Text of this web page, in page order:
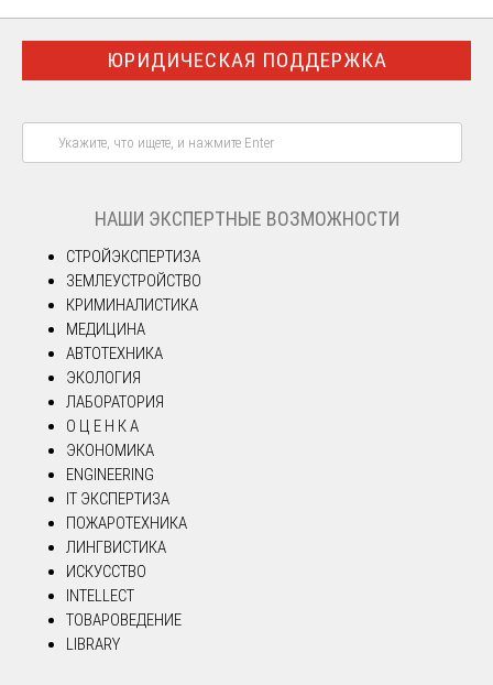
ЮРИДИЧЕСКАЯ ПОДДЕРЖКА
НАШИ ЭКСПЕРТНЫЕ ВОЗМОЖНОСТИ
СТРОЙЭКСПЕРТИЗА
ЗЕМЛЕУСТРОЙСТВО
КРИМИНАЛИСТИКА
МЕДИЦИНА
АВТОТЕХНИКА
ЭКОЛОГИЯ
ЛАБОРАТОРИЯ
О Ц Е Н К А
ЭКОНОМИКА
ENGINEERING
IT ЭКСПЕРТИЗА
ПОЖАРОТЕХНИКА
ЛИНГВИСТИКА
ИСКУССТВО
INTELLECT
ТОВАРОВЕДЕНИЕ
LIBRARY